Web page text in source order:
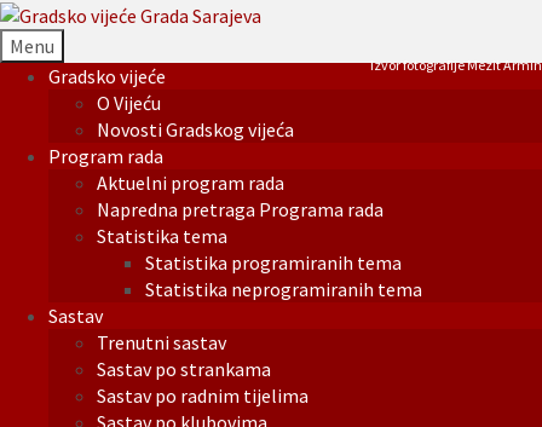
Menu
Gradsko vijeće
O Vijeću
Novosti Gradskog vijeća
Program rada
Aktuelni program rada
Napredna pretraga Programa rada
Statistika tema
Statistika programiranih tema
Statistika neprogramiranih tema
Sastav
Trenutni sastav
Sastav po strankama
Sastav po radnim tijelima
Izvor fotografije Mezit Armin